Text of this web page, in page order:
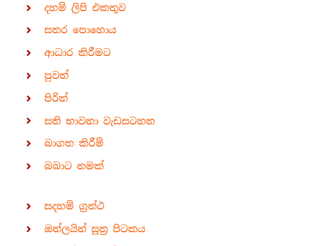
දහම් ලිපි එකතුව
සතර පොහොය
ආධාර කිරීමට
පුවත්
පිරිත්
සති භාවනා වැඩසටහන
බාගත කිරීම්
බබාට නමක්
සදහම් ග්‍රන්ථ
ඔන්ලයින් සූත්‍ර පිටකය